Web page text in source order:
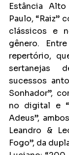
Estância
Paulo, “Raiz”
clássicos e
gênero.
repertório,
sertanejas
sucessos
Sonhador”,
no digital e
Adeus”,
Leandro &
Fogo”, da